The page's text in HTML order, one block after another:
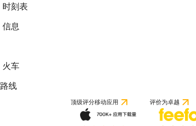
时刻表
信息
火车
线
顶级评分移动应用 评价为卓越